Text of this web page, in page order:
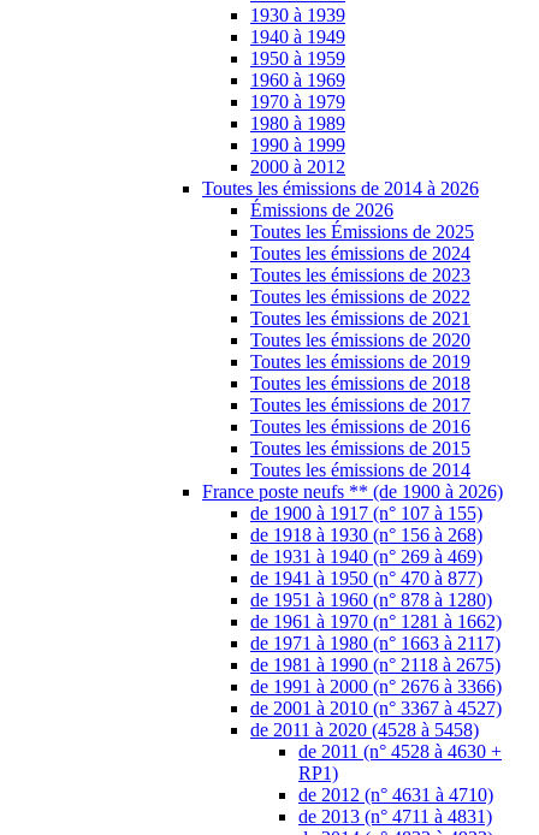
1930 à 1939
1940 à 1949
1950 à 1959
1960 à 1969
1970 à 1979
1980 à 1989
1990 à 1999
2000 à 2012
Toutes les émissions de 2014 à 2026
Émissions de 2026
Toutes les Émissions de 2025
Toutes les émissions de 2024
Toutes les émissions de 2023
Toutes les émissions de 2022
Toutes les émissions de 2021
Toutes les émissions de 2020
Toutes les émissions de 2019
Toutes les émissions de 2018
Toutes les émissions de 2017
Toutes les émissions de 2016
Toutes les émissions de 2015
Toutes les émissions de 2014
France poste neufs ** (de 1900 à 2026)
de 1900 à 1917 (n° 107 à 155)
de 1918 à 1930 (n° 156 à 268)
de 1931 à 1940 (n° 269 à 469)
de 1941 à 1950 (n° 470 à 877)
de 1951 à 1960 (n° 878 à 1280)
de 1961 à 1970 (n° 1281 à 1662)
de 1971 à 1980 (n° 1663 à 2117)
de 1981 à 1990 (n° 2118 à 2675)
de 1991 à 2000 (n° 2676 à 3366)
de 2001 à 2010 (n° 3367 à 4527)
de 2011 à 2020 (4528 à 5458)
de 2011 (n° 4528 à 4630 +
RP1)
de 2012 (n° 4631 à 4710)
de 2013 (n° 4711 à 4831)